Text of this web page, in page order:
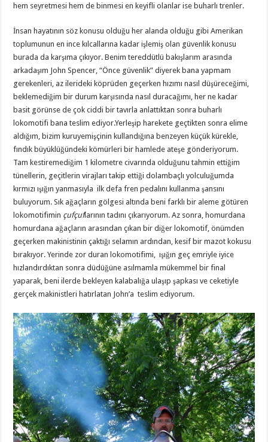
hem seyretmesi hem de binmesi en keyifli olanlar ise buharlı trenler.
İnsan hayatının söz konusu olduğu her alanda olduğu gibi Amerikan
toplumunun en ince kılcallarına kadar işlemiş olan güvenlik konusu
burada da karşıma çıkıyor. Benim tereddütlü bakışlarım arasında
arkadaşım John Spencer, “Önce güvenlik” diyerek bana yapmam
gerekenleri, az ilerideki köprüden geçerken hızımı nasıl düşüreceğimi,
beklemediğim bir durum karşısında nasıl duracağımı, her ne kadar
basit görünse de çok ciddi bir tavırla anlattıktan sonra buharlı
lokomotifi bana teslim ediyor.Yerleşip harekete geçtikten sonra elime
aldığım, bizim kuruyemişçinin kullandığına benzeyen küçük kürekle,
fındık büyüklüğündeki kömürleri bir hamlede ateşe gönderiyorum.
Tam kestiremediğim 1 kilometre civarında olduğunu tahmin ettiğim
tünellerin, geçitlerin virajları takip ettiği dolambaçlı yolculuğumda
kırmızı ışığın yanmasıyla ilk defa fren pedalını kullanma şansını
buluyorum. Sık ağaçların gölgesi altında beni farklı bir aleme götüren
lokomotifimin çufçuflarının tadını çıkarıyorum. Az sonra, homurdana
homurdana ağaçların arasından çıkan bir diğer lokomotif, önümden
geçerken makinistinin çaktığı selamın ardından, kesif bir mazot kokusu
bırakıyor. Yerinde zor duran lokomotifimi, ışığın geç emriyle iyice
hızlandırdıktan sonra düdüğüne asılmamla mükemmel bir final
yaparak, beni ilerde bekleyen kalabalığa ulaşıp şapkası ve ceketiyle
gerçek makinistleri hatırlatan John’a teslim ediyorum.